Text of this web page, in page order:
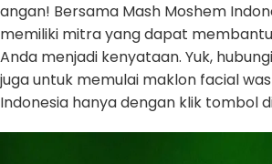
angan! Bersama Mash Moshem
memiliki mitra yang dapat
Anda menjadi kenyataan. Yuk,
juga untuk memulai maklon facial
Indonesia hanya dengan klik tombol